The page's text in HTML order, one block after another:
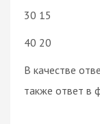
30 15
40 20
В качестве
также ответ в